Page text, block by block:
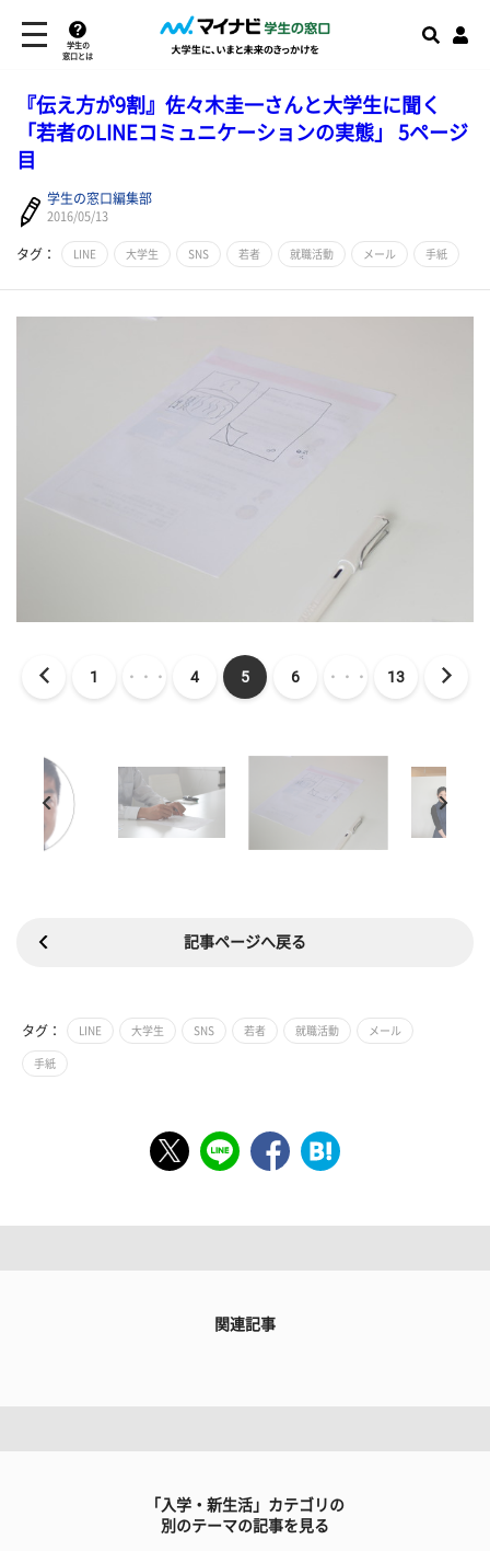
学生の
窓口とは
​『伝え方が9割』佐々木圭一さんと大学生に聞く
「若者のLINEコミュニケーションの実態」 5ページ
目
学生の窓口編集部
2016/05/13
タグ： LINE 大学生 SNS 若者 就職活動 メール 手紙
1 ・・・ 4 5 6 ・・・ 13
記事ページへ戻る
タグ： LINE 大学生 SNS 若者 就職活動 メール
手紙
関連記事
「入学・新生活」カテゴリの
別のテーマの記事を見る